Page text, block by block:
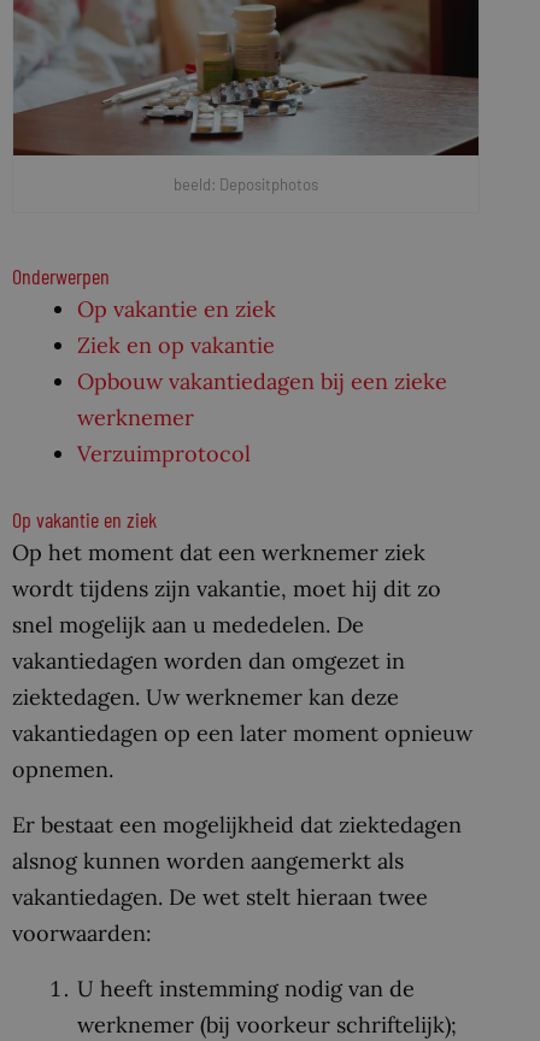
beeld: Depositphotos
Onderwerpen
Op vakantie en ziek
Ziek en op vakantie
Opbouw vakantiedagen bij een zieke
werknemer
Verzuimprotocol
Op vakantie en ziek
Op het moment dat een werknemer ziek
wordt tijdens zijn vakantie, moet hij dit zo
snel mogelijk aan u mededelen. De
vakantiedagen worden dan omgezet in
ziektedagen. Uw werknemer kan deze
vakantiedagen op een later moment opnieuw
opnemen.
Er bestaat een mogelijkheid dat ziektedagen
alsnog kunnen worden aangemerkt als
vakantiedagen. De wet stelt hieraan twee
voorwaarden:
U heeft instemming nodig van de
werknemer (bij voorkeur schriftelijk);